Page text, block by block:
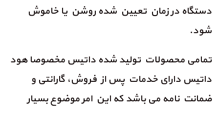
دستگاه در زمان تعیین شده روشن یا خاموش
شود.
تمامی محصولات تولید شده داتیس مخصوصا هود
داتیس دارای خدمات پس از فروش، گارانتی و
ضمانت نامه می باشد که این امر موضوع بسیار